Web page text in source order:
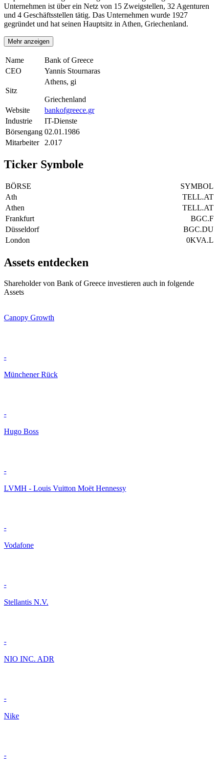
Unternehmen ist über ein Netz von 15 Zweigstellen, 32 Agenturen
und 4 Geschäftsstellen tätig. Das Unternehmen wurde 1927
gegründet und hat seinen Hauptsitz in Athen, Griechenland.
Mehr anzeigen
Name
Bank of Greece
CEO
Yannis Stournaras
Sitz
Athens, gi
Griechenland
Website
bankofgreece.gr
Industrie
IT-Dienste
Börsengang 02.01.1986
Mitarbeiter
2.017
Ticker Symbole
BÖRSE
SYMBOL
Ath
TELL.AT
Athen
TELL.AT
Frankfurt
BGC.F
Düsseldorf
BGC.DU
London
0KVA.L
Assets entdecken
Shareholder von Bank of Greece investieren auch in folgende
Assets
Canopy Growth
-
Münchener Rück
-
Hugo Boss
-
LVMH - Louis Vuitton Moët Hennessy
-
Vodafone
-
Stellantis N.V.
-
NIO INC. ADR
-
Nike
-